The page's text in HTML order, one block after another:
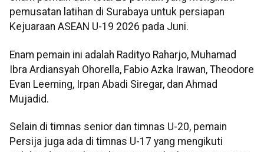
pemusatan latihan di Surabaya untuk persiapan
Kejuaraan ASEAN U-19 2026 pada Juni.
Enam pemain ini adalah Radityo Raharjo, Muhamad
Ibra Ardiansyah Ohorella, Fabio Azka Irawan, Theodore
Evan Leeming, Irpan Abadi Siregar, dan Ahmad
Mujadid.
Selain di timnas senior dan timnas U-20, pemain
Persija juga ada di timnas U-17 yang mengikuti